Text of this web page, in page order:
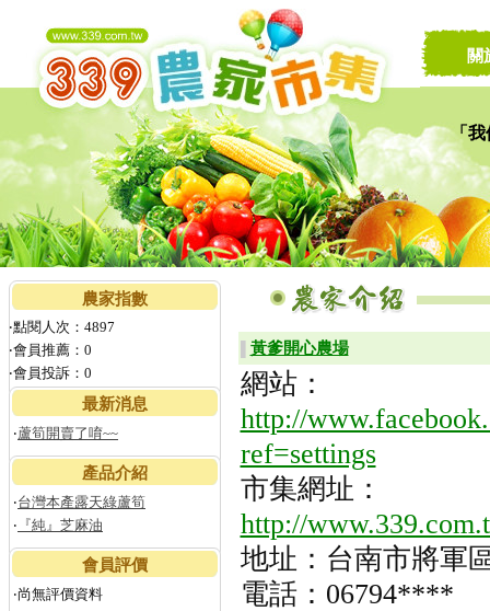
「我
讓
關
農家指數
‧點閱人次：4897
‧會員推薦：0
‧會員投訴：0
最新消息
‧蘆筍開賣了唷~~
產品介紹
‧台灣本產露天綠蘆筍
‧ 『純』芝麻油
會員評價
‧尚無評價資料
黃爹開心農場
網站：
http://
ref=settings
市集網址：
http://
地址：台南市將軍
電話：06794****